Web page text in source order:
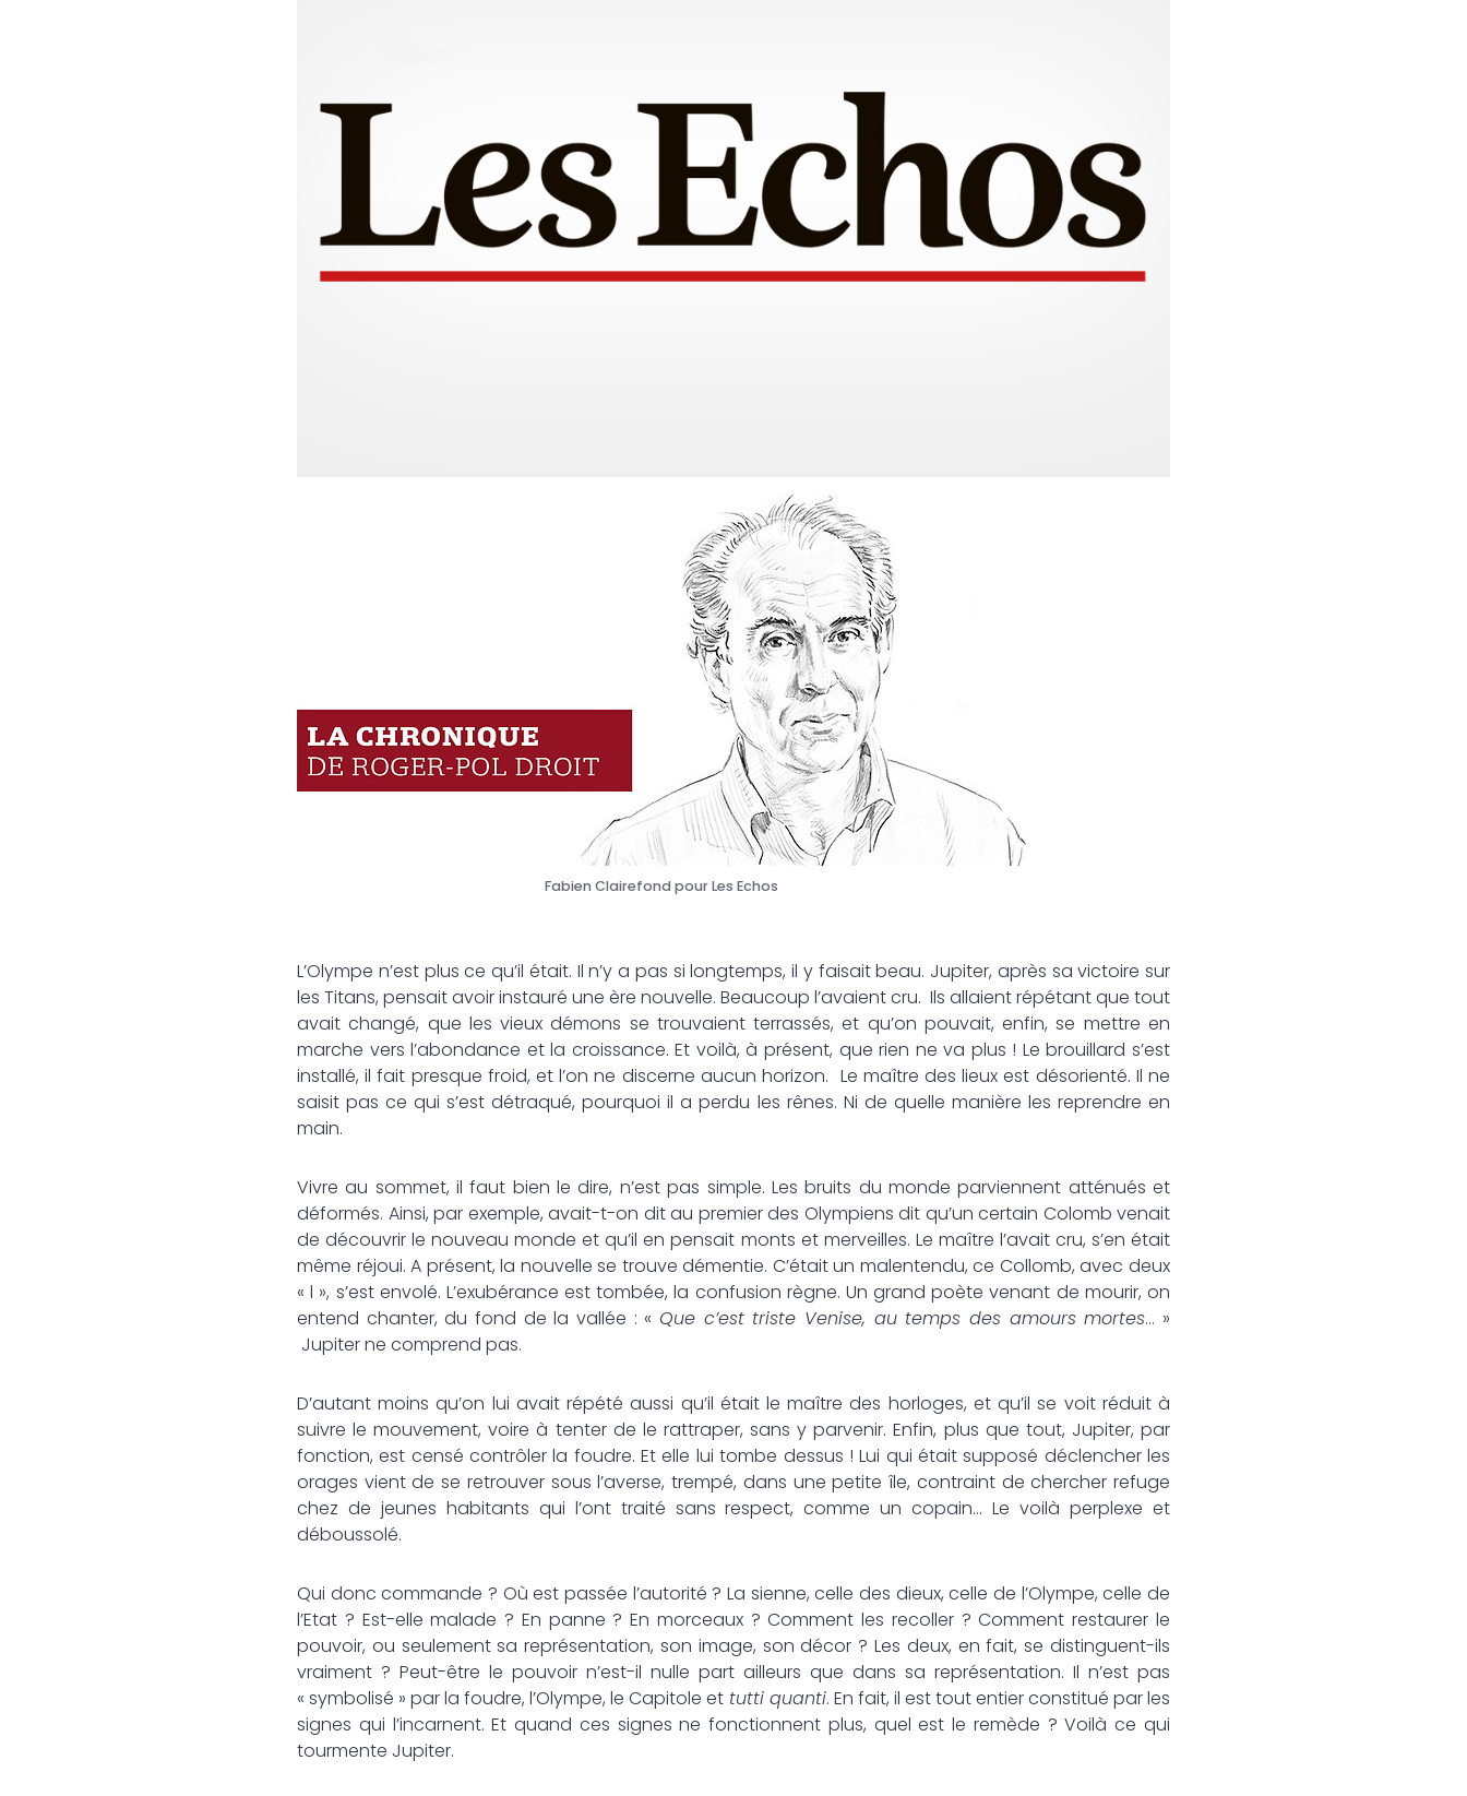
Fabien Clairefond pour Les Echos
L’Olympe n’est plus ce qu’il était. Il n’y a pas si longtemps, il y faisait beau. Jupiter, après sa victoire sur
les Titans, pensait avoir instauré une ère nouvelle. Beaucoup l’avaient cru. Ils allaient répétant que tout
avait changé, que les vieux démons se trouvaient terrassés, et qu’on pouvait, enfin, se mettre en
marche vers l’abondance et la croissance. Et voilà, à présent, que rien ne va plus ! Le brouillard s’est
installé, il fait presque froid, et l’on ne discerne aucun horizon. Le maître des lieux est désorienté. Il ne
saisit pas ce qui s’est détraqué, pourquoi il a perdu les rênes. Ni de quelle manière les reprendre en
main.
Vivre au sommet, il faut bien le dire, n’est pas simple. Les bruits du monde parviennent atténués et
déformés. Ainsi, par exemple, avait-t-on dit au premier des Olympiens dit qu’un certain Colomb venait
de découvrir le nouveau monde et qu’il en pensait monts et merveilles. Le maître l’avait cru, s’en était
même réjoui. A présent, la nouvelle se trouve démentie. C’était un malentendu, ce Collomb, avec deux
« l », s’est envolé. L’exubérance est tombée, la confusion règne. Un grand poète venant de mourir, on
entend chanter, du fond de la vallée : « Que c’est triste Venise, au temps des amours mortes… »
Jupiter ne comprend pas.
D’autant moins qu’on lui avait répété aussi qu’il était le maître des horloges, et qu’il se voit réduit à
suivre le mouvement, voire à tenter de le rattraper, sans y parvenir. Enfin, plus que tout, Jupiter, par
fonction, est censé contrôler la foudre. Et elle lui tombe dessus ! Lui qui était supposé déclencher les
orages vient de se retrouver sous l’averse, trempé, dans une petite île, contraint de chercher refuge
chez de jeunes habitants qui l’ont traité sans respect, comme un copain… Le voilà perplexe et
déboussolé.
Qui donc commande ? Où est passée l’autorité ? La sienne, celle des dieux, celle de l’Olympe, celle de
l’Etat ? Est-elle malade ? En panne ? En morceaux ? Comment les recoller ? Comment restaurer le
pouvoir, ou seulement sa représentation, son image, son décor ? Les deux, en fait, se distinguent-ils
vraiment ? Peut-être le pouvoir n’est-il nulle part ailleurs que dans sa représentation. Il n’est pas
« symbolisé » par la foudre, l’Olympe, le Capitole et tutti quanti. En fait, il est tout entier constitué par les
signes qui l’incarnent. Et quand ces signes ne fonctionnent plus, quel est le remède ? Voilà ce qui
tourmente Jupiter.